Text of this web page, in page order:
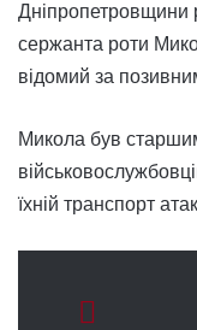
Дніпропетровщини
сержанта роти
відомий за
Микола був
їхній транспорт